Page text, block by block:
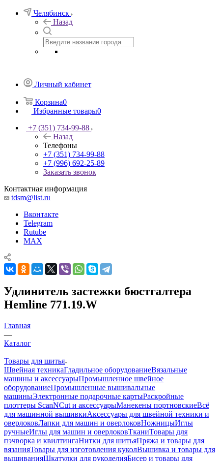
Челябинск
Назад
Личный кабинет
Корзина0
Избранные товары0
+7 (351) 734-99-88
Назад
Телефоны
+7 (351) 734-99-88
+7 (996) 692-25-89
Заказать звонок
Контактная информация
tdsm@list.ru
Вконтакте
Telegram
Rutube
MAX
Удлинитель застежки бюстгалтера
Hemline 771.19.W
Главная
—
Каталог
—
Товары для шитья
Швейная техникаГладильное оборудованиеВязальные
машины и аксессуарыПромышленное швейное
оборудованиеПромышленные вышивальные
машиныЭлектронные подарочные картыРаскройные
плоттеры ScanNCut и аксессуарыМанекены портновскиеВсё
для машинной вышивкиАксессуары для швейной техники и
оверлоковЛапки для машин и оверлоковНожницыИглы
ручныеИглы для машин и оверлоковТканиТовары для
пэчворка и квилтингаНитки для шитьяПряжа и товары для
вязанияТовары для изготовления куколВышивка и товары для
вышиванияШкатулки для рукоделияБисер и товары для